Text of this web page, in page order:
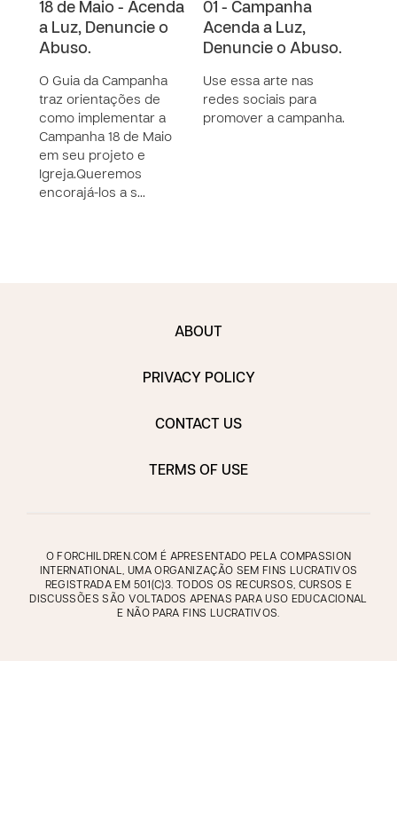
18 de Maio - Acenda
a Luz, Denuncie o
Abuso.
O Guia da Campanha
traz orientações de
como implementar a
Campanha 18 de Maio
em seu projeto e
Igreja.Queremos
encorajá-los a s…
01 - Campanha
Acenda a Luz,
Denuncie o Abuso.
Use essa arte nas
redes sociais para
promover a campanha.
ABOUT
PRIVACY POLICY
CONTACT US
TERMS OF USE
O FORCHILDREN.COM É APRESENTADO PELA COMPASSION
INTERNATIONAL, UMA ORGANIZAÇÃO SEM FINS LUCRATIVOS
REGISTRADA EM 501(C)3. TODOS OS RECURSOS, CURSOS E
DISCUSSÕES SÃO VOLTADOS APENAS PARA USO EDUCACIONAL
E NÃO PARA FINS LUCRATIVOS.